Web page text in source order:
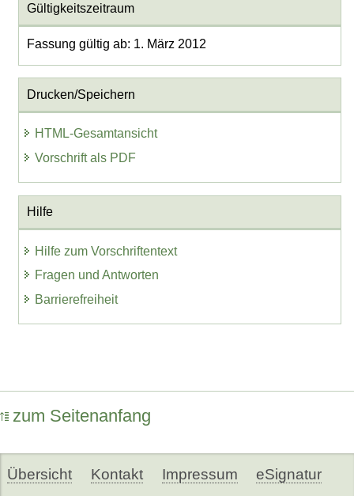
Gültigkeitszeitraum
Fassung gültig ab: 1. März 2012
Drucken/Speichern
HTML-Gesamtansicht
Vorschrift als PDF
Hilfe
Hilfe zum Vorschriftentext
Fragen und Antworten
Barrierefreiheit
zum Seitenanfang
Übersicht Kontakt Impressum eSignatur